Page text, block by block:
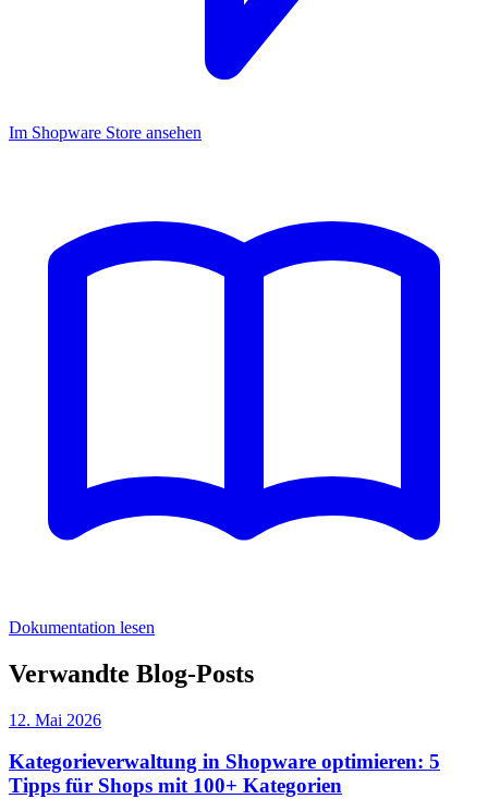
Im Shopware Store ansehen
Dokumentation lesen
Verwandte Blog-Posts
12. Mai 2026
Kategorieverwaltung in Shopware optimieren: 5
Tipps für Shops mit 100+ Kategorien